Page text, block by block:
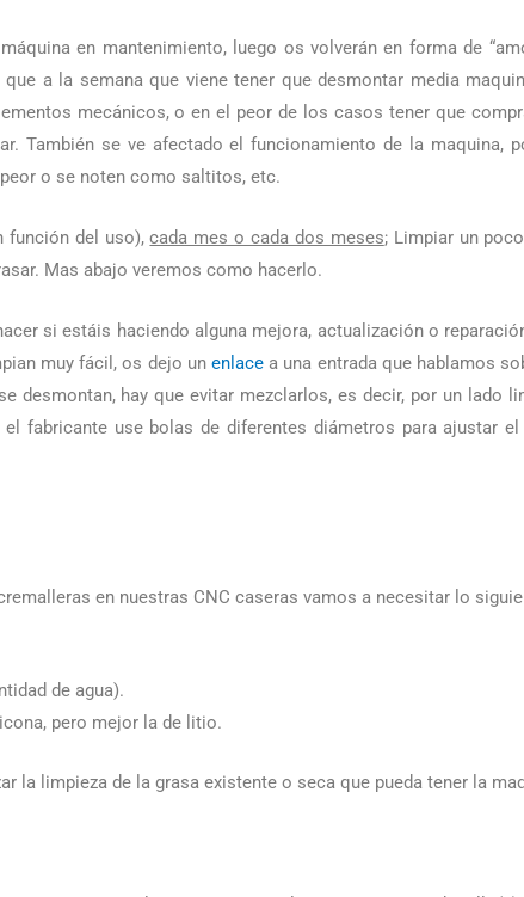
en mantenimiento, luego os volverán en forma de
a la semana que viene tener que desmontar media
mecánicos, o en el peor de los casos tener que
También se ve afectado el funcionamiento de la maquina,
o se noten como saltitos, etc.
función del uso),cada mes o cada dos meses; Limpiar un
Mas abajo veremos como hacerlo.
si estáis haciendo alguna mejora, actualización o
muy fácil, os dejo un enlacea una entrada que hablamos
desmontan, hay que evitar mezclarlos, es decir, por un lado
fabricante use bolas de diferentes diámetros para ajustar
en nuestras CNC caseras vamos a necesitar lo
de agua).
pero mejor la de litio.
la limpieza de la grasa existente o seca que pueda tener la